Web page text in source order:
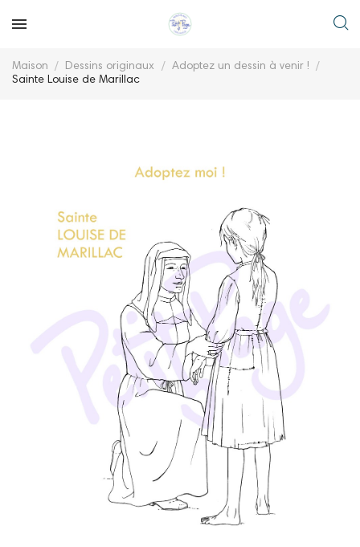
Maison Dessins originaux
Adoptez un dessin à venir !
Sainte Louise de Marillac